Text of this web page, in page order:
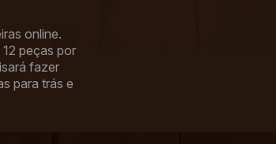
online.
peças por
fazer
para trás e